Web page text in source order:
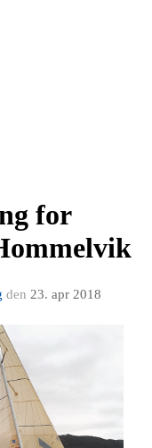
for
den 23. apr 2018